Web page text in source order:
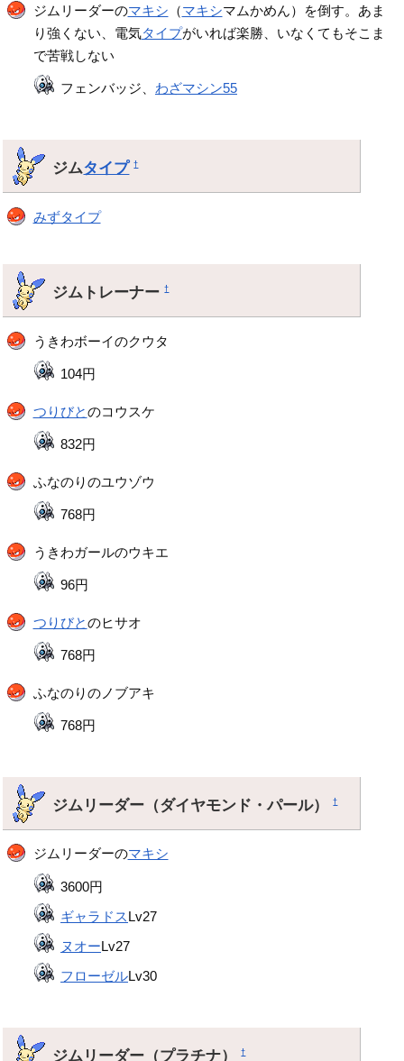
ジムリーダーのマキシ （マキシマムかめん）を倒す。あま
り強くない、電気タイプがいれば楽勝、いなくてもそこま
で苦戦しない
フェンバッジ、 わざマシン55
ジムタイプ †
みずタイプ
ジムトレーナー†
うきわボーイのクウタ
104円
つりびとのコウスケ
832円
ふなのりのユウゾウ
768円
うきわガールのウキエ
96円
つりびとのヒサオ
768円
ふなのりのノブアキ
768円
ジムリーダー（ダイヤモンド・パール）†
ジムリーダーのマキシ
3600円
ギャラドスLv27
ヌオーLv27
フローゼルLv30
ジムリーダー（プラチナ）†